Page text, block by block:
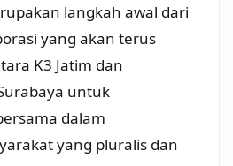
langkah awal dari
yang akan terus
K3 Jatim dan
untuk
dalam
yang pluralis dan